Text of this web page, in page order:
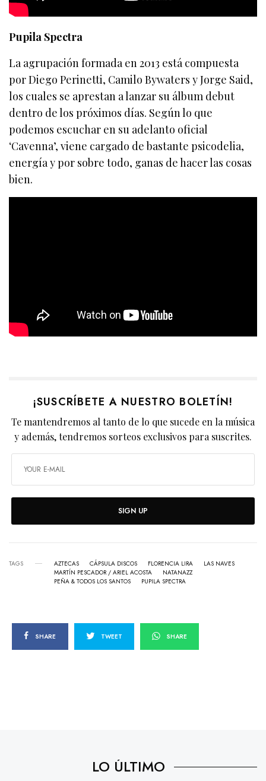
Pupila Spectra
La agrupación formada en 2013 está compuesta
por Diego Perinetti, Camilo Bywaters y Jorge Said,
los cuales se aprestan a lanzar su álbum debut
dentro de los próximos días. Según lo que
podemos escuchar en su adelanto oficial
‘Cavenna’, viene cargado de bastante psicodelia,
energía y por sobre todo, ganas de hacer las cosas
bien.
¡SUSCRÍBETE A NUESTRO BOLETÍN!
Te mantendremos al tanto de lo que sucede en la música
y además, tendremos sorteos exclusivos para suscrites.
SIGN UP
TAGS AZTECAS CÁPSULA DISCOS FLORENCIA LIRA
LAS NAVES
MARTÍN PESCADOR / ARIEL ACOSTA
NATANAZZ
PEÑA & TODOS LOS SANTOS
PUPILA SPECTRA
SHARE TWEET SHARE
LO ÚLTIMO